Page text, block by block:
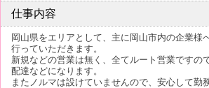
仕事内容
岡山県をエリアとして、主に岡山市内の企業様
行っていただきます。
新規などの営業は無く、全てルート営業ですの
配達などになります。
またノルマは設けていませんので、安心して勤